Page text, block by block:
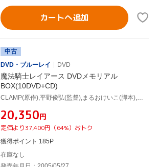
カートへ追加
中古
DVD・ブルーレイ
DVD
魔法騎士レイアース DVDメモリアル
BOX(10DVD+CD)
¥20,350円
定価より37,400円（64%）おトク
獲得ポイント 185P
在庫なし